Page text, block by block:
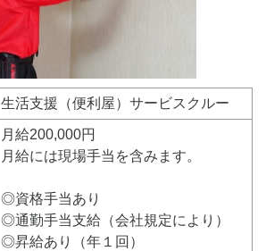
生活支援（便利屋）サービスクルー
月給200,000円
月給には現場手当を含みます。
◎資格手当あり
◎通勤手当支給（会社規定により）
◎昇給あり（年１回）